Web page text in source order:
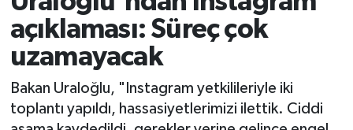
açıklaması: Süreç çok
uzamayacak
Bakan Uraloğlu, "Instagram yetkilileriyle iki
toplantı yapıldı, hassasiyetlerimizi ilettik. Ciddi
Süper Lig Puan Durumu ve Fikstür
Tüm Manşetler
Son Dakika Haberleri